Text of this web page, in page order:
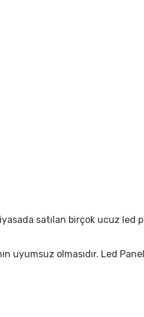
satılan birçok ucuz
uyumsuz olmasıdır. Led